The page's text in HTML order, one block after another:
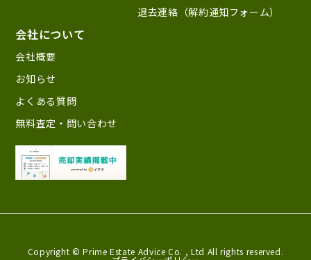
退去連絡（解約通知フォーム）
会社について
会社概要
お知らせ
よくある質問
無料査定・問い合わせ
Copyright © Prime Estate Advice Co. , Ltd All rights reserved.